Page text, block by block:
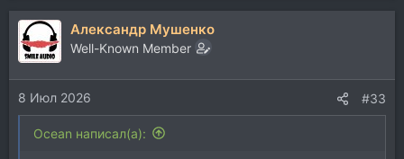
Александр Мушенко
Well-Known Member
8 Июл 2026 #33
Ocean написал(а):